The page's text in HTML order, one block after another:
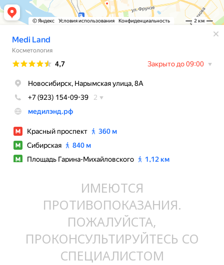
ИМЕЮТСЯ
ПРОТИВОПОКАЗАНИЯ.
ПОЖАЛУЙСТА,
ПРОКОНСУЛЬТИРУЙТЕСЬ СО
СПЕЦИАЛИСТОМ